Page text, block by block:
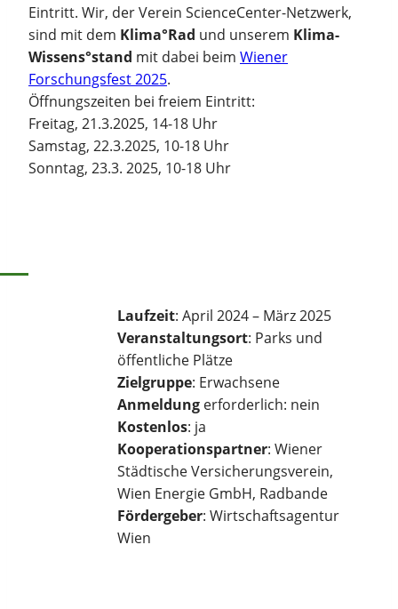
Eintritt. Wir, der Verein ScienceCenter-Netzwerk,
sind mit dem Klima°Rad und unserem Klima-
Wissens°stand mit dabei beim Wiener
Forschungsfest 2025.
Öffnungszeiten bei freiem Eintritt:
Freitag, 21.3.2025, 14-18 Uhr
Samstag, 22.3.2025, 10-18 Uhr
Sonntag, 23.3. 2025, 10-18 Uhr
Laufzeit: April 2024 – März 2025
Veranstaltungsort: Parks und
öffentliche Plätze
Zielgruppe: Erwachsene
Anmeldung erforderlich: nein
Kostenlos: ja
Kooperationspartner: Wiener
Städtische Versicherungsverein,
Wien Energie GmbH, Radbande
Fördergeber: Wirtschaftsagentur
Wien